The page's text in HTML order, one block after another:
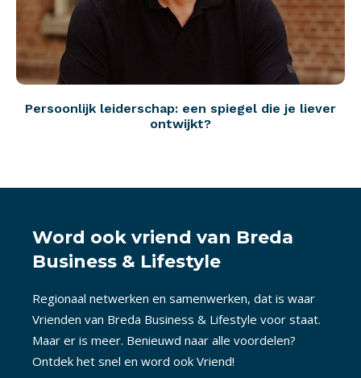
Persoonlijk leiderschap: een spiegel die je liever
ontwijkt?
Word ook vriend van Breda
Business & Lifestyle
Regionaal netwerken en samenwerken, dat is waar
Vrienden van Breda Business & Lifestyle voor staat.
Maar er is meer. Benieuwd naar alle voordelen?
Ontdek het snel en word ook Vriend!